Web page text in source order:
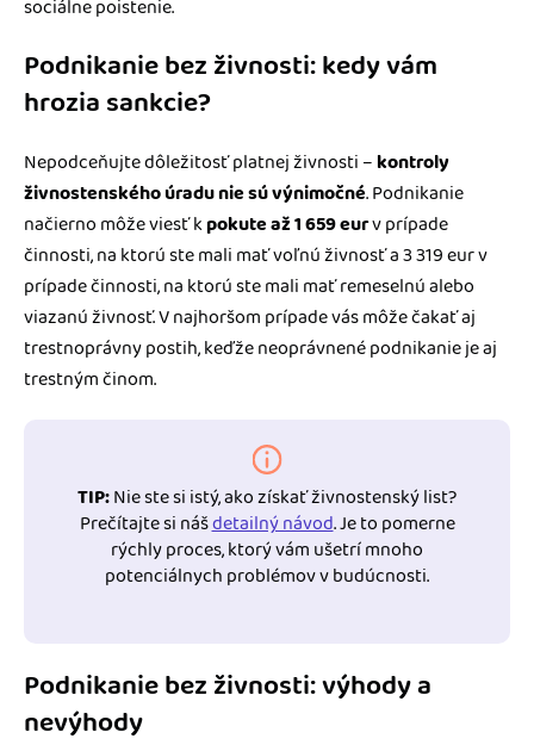
sociálne poistenie.
Podnikanie bez živnosti: kedy vám
hrozia sankcie?
Nepodceňujte dôležitosť platnej živnosti – kontroly
živnostenského úradu nie sú výnimočné. Podnikanie
načierno môže viesť kpokute až 1 659 eurv prípade
činnosti, na ktorú ste mali mať voľnú živnosť a 3 319 eur v
prípade činnosti, na ktorú ste mali mať remeselnú alebo
viazanú živnosť. V najhoršom prípade vás môže čakať aj
trestnoprávny postih, keďže neoprávnené podnikanie je aj
trestným činom.
TIP:Nie ste si istý, ako získať živnostenský list?
Prečítajte si nášdetailný návod. Je to pomerne
rýchly proces, ktorý vám ušetrí mnoho
potenciálnych problémov v budúcnosti.
Podnikanie bez živnosti: výhody a
nevýhody